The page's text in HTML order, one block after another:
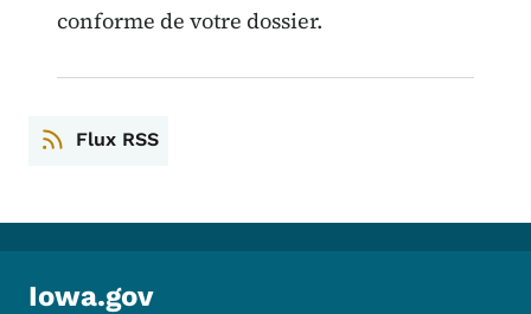
conforme de votre dossier.
Flux RSS
Iowa.gov